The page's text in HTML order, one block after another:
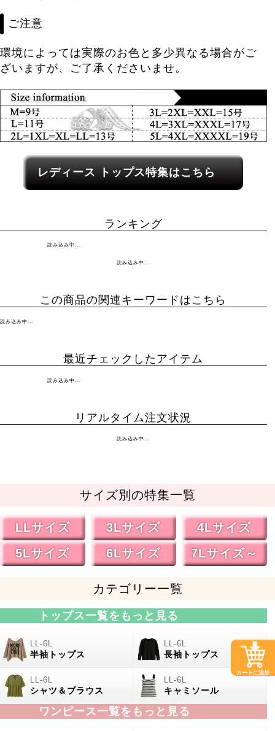
ご注意
環境によっては実際のお色と多少異なる場合がご
ざいますが、ご了承くださいませ。
レディース関連カテゴリーへのリンク
レディース トップス特集はこちら
ランキング
読み込み中...
読み込み中...
この商品の関連キーワードはこちら
読み込み中...
最近チェックしたアイテム
読み込み中...
リアルタイム注文状況
読み込み中...
サイズ別の特集一覧
LLサイズ 3Lサイズ
4Lサイズ
5Lサイズ
6Lサイズ 7Lサイズ～
カテゴリー一覧
トップス一覧をもっと見る
半袖トップス 長袖トップス
シャツ＆ブラウス キャミソール
ワンピース一覧をもっと見る
カートに追加